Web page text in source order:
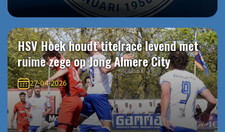
HSV Hoek houdt titelrace levend met
ruime zege op Jong Almere City
27-04-2026